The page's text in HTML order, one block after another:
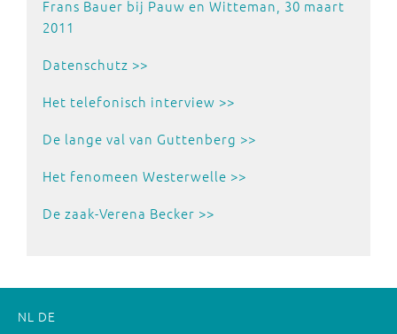
Frans Bauer bij Pauw en Witteman, 30 maart
2011
Datenschutz >>
Het telefonisch interview >>
De lange val van Guttenberg >>
Het fenomeen Westerwelle >>
De zaak-Verena Becker >>
NL DE